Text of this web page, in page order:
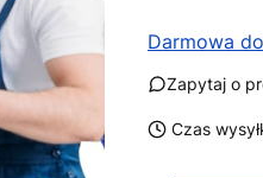
Darmowa
Zapytaj o
Czas